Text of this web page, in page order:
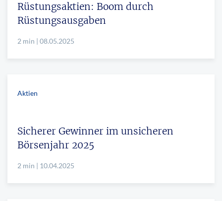
Rüstungsaktien: Boom durch
Rüstungsausgaben
2 min | 08.05.2025
Aktien
Sicherer Gewinner im unsicheren
Börsenjahr 2025
2 min | 10.04.2025